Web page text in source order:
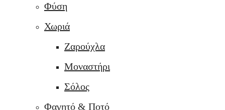
Φύση
Χωριά
Ζαρούχλα
Μοναστήρι
Σόλος
Φαγητό & Ποτό